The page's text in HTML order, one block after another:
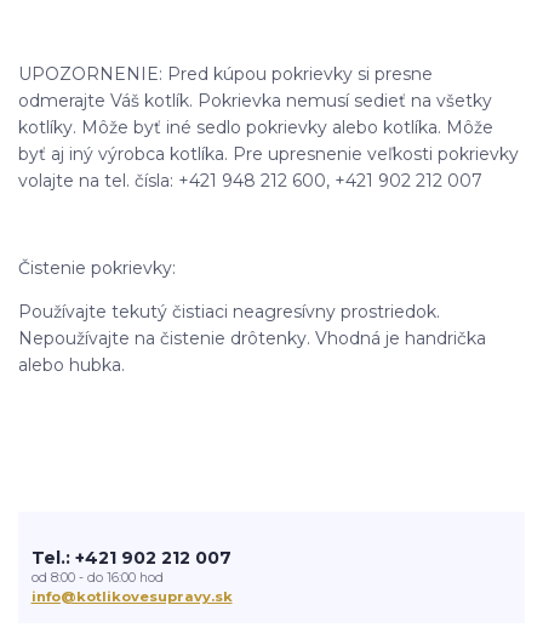
UPOZORNENIE: Pred kúpou pokrievky si presne
odmerajte Váš kotlík. Pokrievka nemusí sedieť na všetky
kotlíky. Môže byť iné sedlo pokrievky alebo kotlíka. Môže
byť aj iný výrobca kotlíka. Pre upresnenie veľkosti pokrievky
volajte na tel. čísla: +421 948 212 600, +421 902 212 007
Čistenie pokrievky:
Používajte tekutý čistiaci neagresívny prostriedok.
Nepoužívajte na čistenie drôtenky. Vhodná je handrička
alebo hubka.
Tel.: +421 902 212 007
od 8:00 - do 16:00 hod
info@kotlikovesupravy.sk